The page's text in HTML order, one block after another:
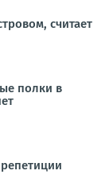
считает
полки в